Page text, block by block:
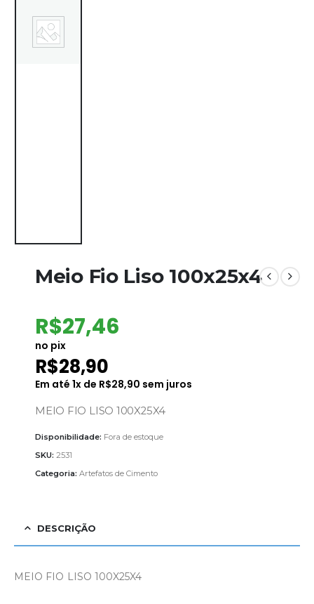
Meio Fio Liso 100x25x4
R$27,46
no pix
R$28,90
Em até 1x de R$28,90 sem juros
MEIO FIO LISO 100X25X4
Disponibilidade: Fora de estoque
SKU: 2531
Categoria: Artefatos de Cimento
DESCRIÇÃO
MEIO FIO LISO 100X25X4